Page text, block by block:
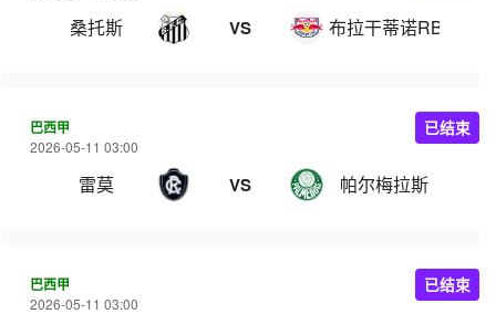
桑托斯 VS 布拉干蒂诺RB
巴西甲
2026-05-11 03:00
雷莫 VS 帕尔梅拉斯
已结束
巴西甲
2026-05-11 03:00
已结束